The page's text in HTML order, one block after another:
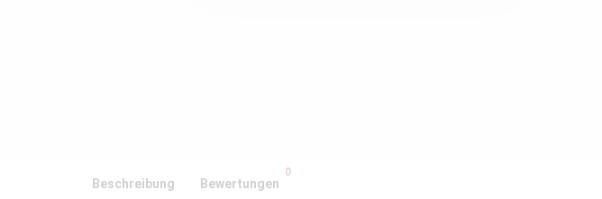
Beschreibung Bewertungen
0